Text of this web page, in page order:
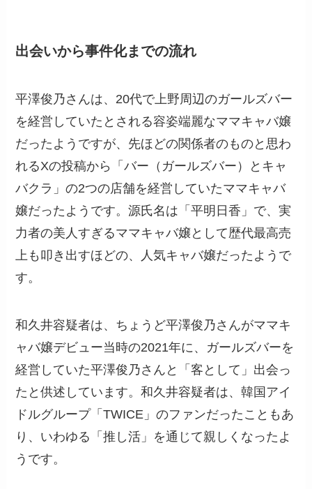
出会いから事件化までの流れ
平澤俊乃さんは、20代で上野周辺のガールズバー
を経営していたとされる容姿端麗なママキャバ嬢
だったようですが、先ほどの関係者のものと思わ
れるXの投稿から「バー（ガールズバー）とキャ
バクラ」の2つの店舗を経営していたママキャバ
嬢だったようです。源氏名は「平明日香」で、実
力者の美人すぎるママキャバ嬢として歴代最高売
上も叩き出すほどの、人気キャバ嬢だったようで
す。
和久井容疑者は、ちょうど平澤俊乃さんがママキ
ャバ嬢デビュー当時の2021年に、ガールズバーを
経営していた平澤俊乃さんと「客として」出会っ
たと供述しています。和久井容疑者は、韓国アイ
ドルグループ「TWICE」のファンだったこともあ
り、いわゆる「推し活」を通じて親しくなったよ
うです。